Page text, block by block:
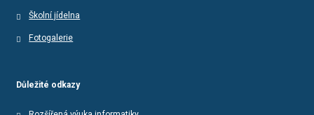
Školní jídelna
Fotogalerie
Důležité odkazy